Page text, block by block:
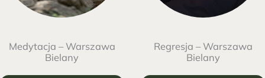
Medytacja – Warszawa
Bielany
Regresja – Warszawa
Bielany